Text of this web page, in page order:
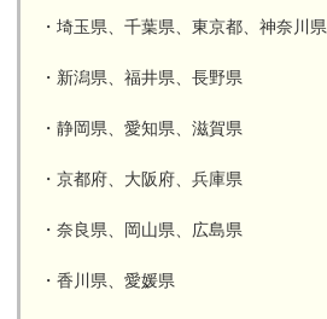
・埼玉県、千葉県、東京都、神奈川県
・新潟県、福井県、長野県
・静岡県、愛知県、滋賀県
・京都府、大阪府、兵庫県
・奈良県、岡山県、広島県
・香川県、愛媛県